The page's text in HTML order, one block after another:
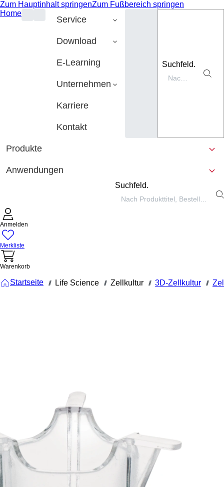
Zum Hauptinhalt springenZum Fußbereich springen
Home
Service
Download
E-Learning
Unternehmen
Karriere
Kontakt
Suchfeld.
Produkte
Anwendungen
Suchfeld.
Anmelden
Merkliste
Warenkorb
Startseite /// Life Science /// Zellkultur /// 3D-Zellkultur ///
1 µm
TC-Insert, für 12-Well-
Platten, Membran:
PET, transparent,